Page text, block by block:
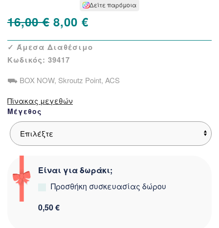
Δείτε παρόμοια
16,00€ Original
price
was:
8,00 €
τρέχουσα
τιμή
8,00 €.
✓ Άμεσα Διαθέσιμο
Κωδικός: 39417
⛟ BOX NOW, Skroutz Point, ACS
Πίνακας μεγεθών
Μέγεθος
Είναι για δωράκι;
Προσθήκη συσκευασίας δώρου
0,50 €